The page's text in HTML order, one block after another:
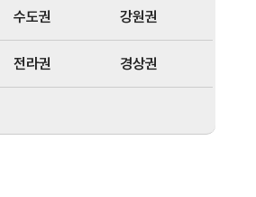
수도권 강원권
전라권 경상권